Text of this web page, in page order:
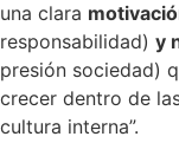
una clara
responsabilidad) y
presión sociedad)
crecer dentro de
cultura interna”.